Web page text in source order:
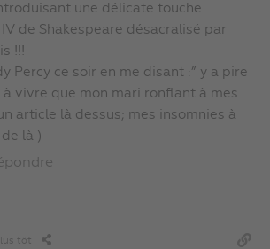
une délicate touche
IV de Shakespeare désacralisé par
!!!
Percy ce soir en me disant :” y a pire
vivre que mon mari ronflant à mes
article là dessus; mes insomnies à
là )
tôt